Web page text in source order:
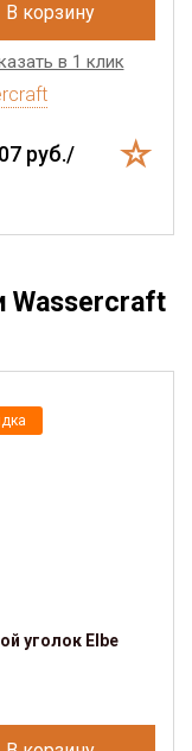
В корзину
в 1 клик
руб./
Wassercraft
уголок Elbe